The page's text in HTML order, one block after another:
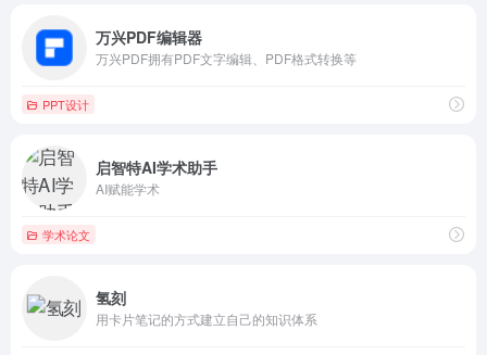
万兴PDF编辑器
万兴PDF拥有PDF文字编辑、PDF格式转换等
PPT设计
启智特AI学术助手
AI赋能学术
学术论文
氢刻
用卡片笔记的方式建立自己的知识体系